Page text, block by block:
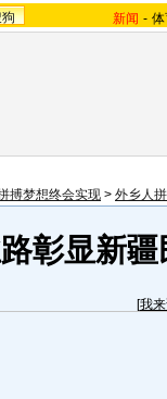
新闻 -
搏梦想终会实现 > 外乡人
彰显新
[我